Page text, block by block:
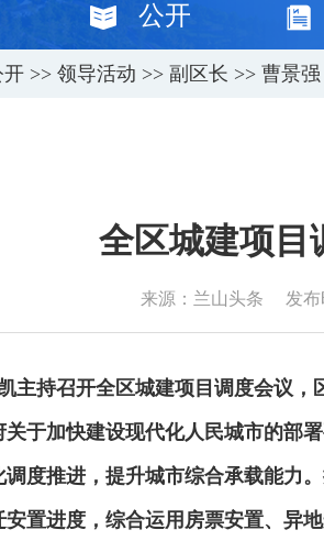
公开
开 >> 领导活动 >> 副区长 >> 曹景强
全区城建项目
来源：兰山头条 发布
主持召开全区城建项目 调度会议，
关于加快建设现代化人民城市的部
调度推进，提升城市综合承载能力
置进度，综合运用房票安置、异